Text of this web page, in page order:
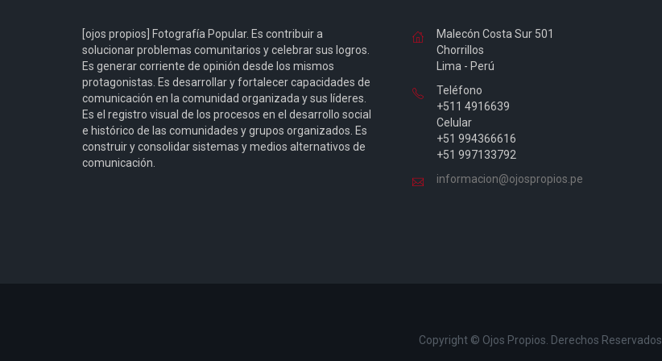
[ojos propios] Fotografía Popular. Es contribuir a
solucionar problemas comunitarios y celebrar sus logros.
Es generar corriente de opinión desde los mismos
protagonistas. Es desarrollar y fortalecer capacidades de
comunicación en la comunidad organizada y sus líderes.
Es el registro visual de los procesos en el desarrollo social
e histórico de las comunidades y grupos organizados. Es
construir y consolidar sistemas y medios alternativos de
comunicación.
Malecón Costa Sur 501
Chorrillos
Lima - Perú
Teléfono
+511 4916639
Celular
+51 994366616
+51 997133792
informacion@ojospropios.pe
Copyright © Ojos Propios. Derechos Reservados.